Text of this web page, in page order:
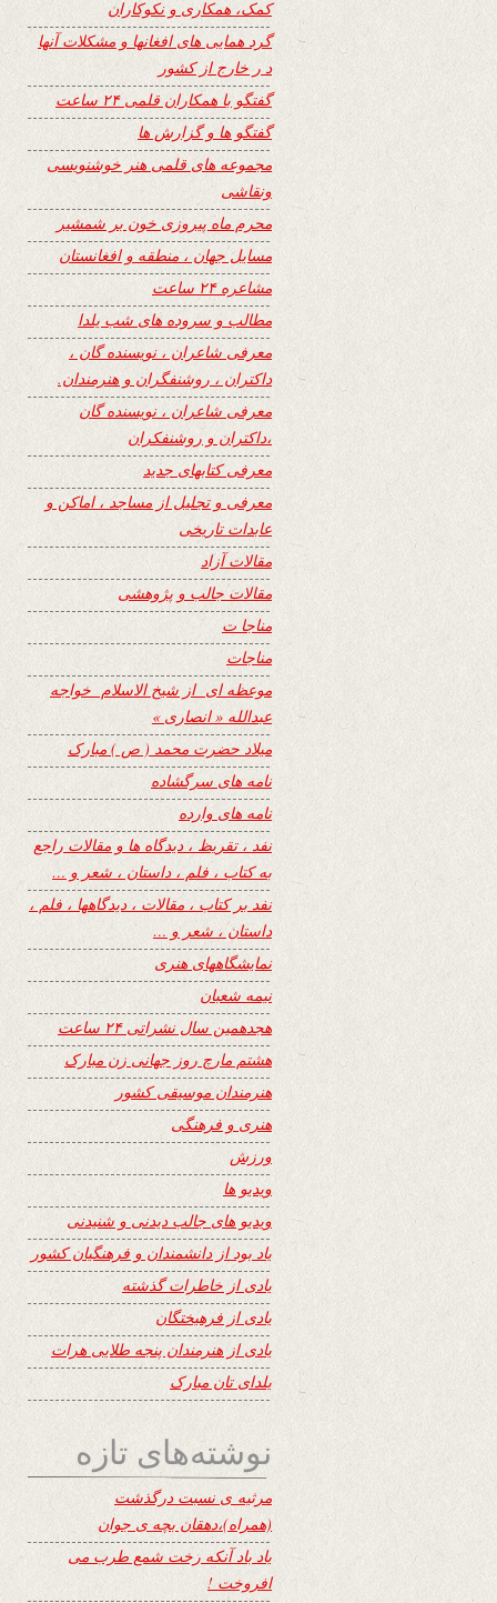
کمک، همکاری و نکوکاران
گرد همایی های افغانها و مشکلات آنها
د ر خارج از کشور
گفتگو با همکاران قلمی ۲۴ ساعت
گفتگو ها و گزارش ها
مجموعه های قلمی هنر خوشنویسی
ونقاشی
محرم ماه پیروزی خون بر شمشیر
مسایل جهان ، منطقه و افغانستان
مشاعره ۲۴ ساعت
مطالب و سروده های شب یلدا
معرفی شاعران ، نویسنده گان ،
داکتران ، روشنفگران و هنرمندان.
معرفی شاعران ، نویسنده گان
،داکتران و روشنفکران
معرفی کتابهای جدید
معرفی و تجلیل از مساجد ، اماکن و
عابدات تاریخی
مقالات آزاد
مقالات جالب و پژوهشی
مناجا ت
مناجات
موعظه ای از شیخ الاسلام خواجه
عبدالله « انصاری »
میلاد حضرت محمد ( ص ) مبارک
نامه های سرگشاده
نامه های وارده
نفد ، تقریظ ، دیدگاه ها و مقالات راجع
به کتاب ، فلم ، داستان ، شعر و …
نفد بر کتاب ، مقالات ، دیدگاهها ، فلم ،
داستان ، شعر و …
نمایشگاههای هنری
نیمه شعبان
هجدهمین سال نشراتی ۲۴ ساعت
هشتم مارچ روز جهانی زن مبارک
هنرمندان موسیقی کشور
هنری و فرهنگی
ورزش
ویدیو ها
ویدیو های جالب دیدنی و شنیدنی
یاد بود از دانشمندان و فرهنگیان کشور
یادی از خاطرات گذشته
یادی از فرهیختگان
یادی از هنرمندان پنجه طلایی هرات
یلدای تان مبارک
نوشته‌های تازه
مرثیه ی نسبت درگذشت
(همراه)،دهقان بچه ی جوان
یاد باد آنکه رخت شمع طرب می
افروخت !